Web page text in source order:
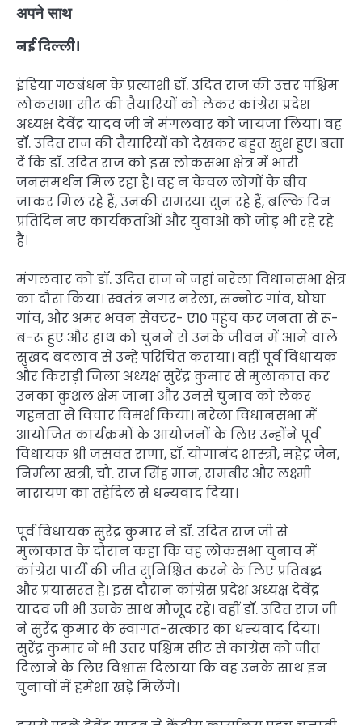
अपने साथ
नई दिल्ली।
इंडिया गठबंधन के प्रत्याशी डॉ. उदित राज की उत्तर पश्चिम
लोकसभा सीट की तैयारियों को लेकर कांग्रेस प्रदेश
अध्यक्ष देवेंद्र यादव जी ने मंगलवार को जायजा लिया। वह
डॉ. उदित राज की तैयारियों को देखकर बहुत खुश हुए। बता
दें कि डॉ. उदित राज को इस लोकसभा क्षेत्र में भारी
जनसमर्थन मिल रहा है। वह न केवल लोगों के बीच
जाकर मिल रहे हैं, उनकी समस्या सुन रहे हैं, बल्कि दिन
प्रतिदिन नए कार्यकर्ताओं और युवाओं को जोड़ भी रहे रहे
हैं।
मंगलवार को डॉ. उदित राज ने जहां नरेला विधानसभा क्षेत्र
का दौरा किया। स्वतंत्र नगर नरेला, सन्नोट गांव, घोघा
गांव, और अमर भवन सेक्टर- ए10 पहुंच कर जनता से रू-
ब-रू हुए और हाथ को चुनने से उनके जीवन में आने वाले
सुखद बदलाव से उन्हें परिचित कराया। वहीं पूर्व विधायक
और किराड़ी जिला अध्यक्ष सुरेंद्र कुमार से मुलाकात कर
उनका कुशल क्षेम जाना और उनसे चुनाव को लेकर
गहनता से विचार विमर्श किया। नरेला विधानसभा में
आयोजित कार्यक्रमों के आयोजनों के लिए उन्होंने पूर्व
विधायक श्री जसवंत राणा, डॉ. योगानंद शास्त्री, महेंद्र जैन,
निर्मला खत्री, चौ. राज सिंह मान, रामबीर और लक्ष्मी
नारायण का तहेदिल से धन्यवाद दिया।
पूर्व विधायक सुरेंद्र कुमार ने डॉ. उदित राज जी से
मुलाकात के दौरान कहा कि वह लोकसभा चुनाव में
कांग्रेस पार्टी की जीत सुनिश्चित करने के लिए प्रतिबद्ध
और प्रयासरत हैं। इस दौरान कांग्रेस प्रदेश अध्यक्ष देवेंद्र
यादव जी भी उनके साथ मौजूद रहे। वहीं डॉ. उदित राज जी
ने सुरेंद्र कुमार के स्वागत-सत्कार का धन्यवाद दिया।
सुरेंद्र कुमार ने भी उत्तर पश्चिम सीट से कांग्रेस को जीत
दिलाने के लिए विश्वास दिलाया कि वह उनके साथ इन
चुनावों में हमेशा खड़े मिलेंगे।